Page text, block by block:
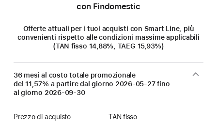
con Findomestic
Offerte attuali per i tuoi acquisti con Smart Line, più
convenienti rispetto alle condizioni massime applicabili
(TAN fisso 14,88%, TAEG 15,93%)
36 mesi al costo totale promozionale
del 11,57% a partire dal giorno 2026-05-27fino
al giorno 2026-09-30
Prezzo di acquisto TAN fisso